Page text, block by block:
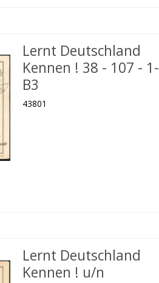
Lernt Deutschland
Kennen ! 38 - 107 - 1-
B3
43801
Lernt Deutschland
Kennen ! u/n